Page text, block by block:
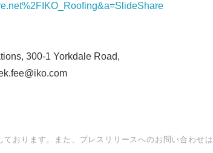
300-1 Yorkdale Road,
おります。また、プレスリリースへのお問い合わせは